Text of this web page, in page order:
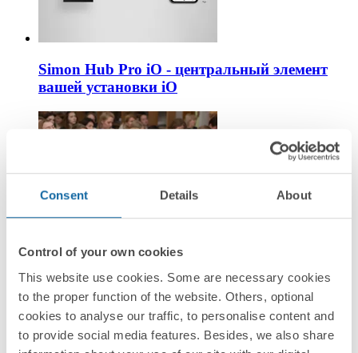
Consent Details About
Control of your own cookies
This website use cookies. Some are necessary cookies
to the proper function of the website. Others, optional
cookies to analyse our traffic, to personalise content and
to provide social media features. Besides, we also share
Simon Hub Pro iO - центральный элемент
вашей установки iO
Запуск Лектория AD в Екатеринбурге